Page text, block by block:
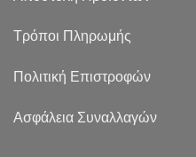
Τρόποι Πληρωμής
Πολιτική Επιστροφών
Ασφάλεια Συναλλαγών